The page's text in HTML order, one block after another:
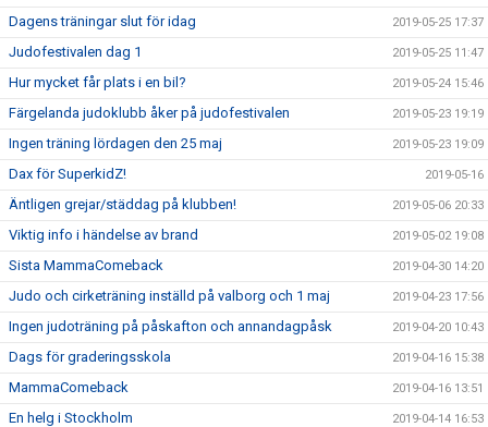
Dagens träningar slut för idag 2019-05-25 17:37
Judofestivalen dag 1 2019-05-25 11:47
Hur mycket får plats i en bil? 2019-05-24 15:46
Färgelanda judoklubb åker på judofestivalen 2019-05-23 19:19
Ingen träning lördagen den 25 maj 2019-05-23 19:09
Dax för SuperkidZ! 2019-05-16
Äntligen grejar/städdag på klubben! 2019-05-06 20:33
Viktig info i händelse av brand 2019-05-02 19:08
Sista MammaComeback 2019-04-30 14:20
Judo och cirketräning inställd på valborg och 1 maj 2019-04-23 17:56
Ingen judoträning på påskafton och annandagpåsk 2019-04-20 10:43
Dags för graderingsskola 2019-04-16 15:38
MammaComeback 2019-04-16 13:51
En helg i Stockholm 2019-04-14 16:53